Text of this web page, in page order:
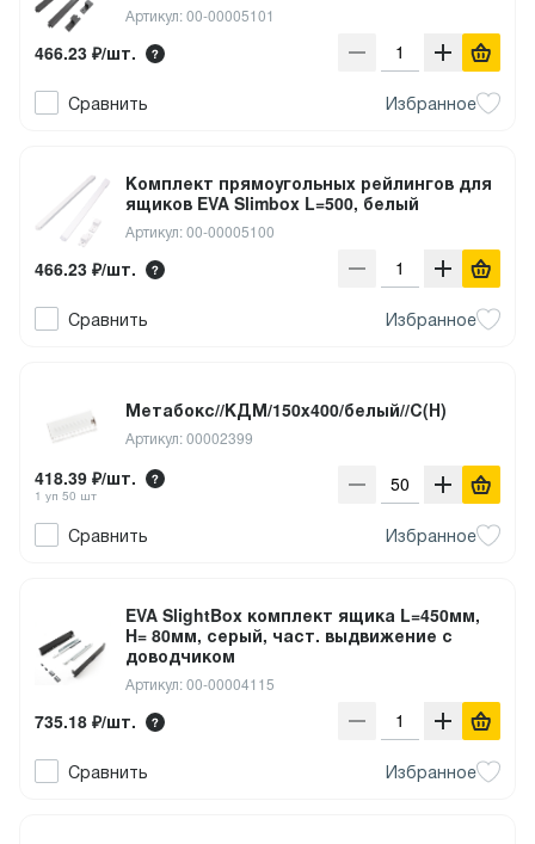
Артикул: 00-00005101
466.23 ₽/шт.
Сравнить Избранное
Комплект прямоугольных рейлингов для
ящиков EVA Slimbox L=500, белый
Артикул: 00-00005100
466.23 ₽/шт.
Сравнить Избранное
Метабокс//КДМ/150х400/белый//С(Н)
Артикул: 00002399
418.39 ₽/шт.
1 уп 50 шт
Сравнить Избранное
EVA SlightBox комплект ящика L=450мм,
H= 80мм, серый, част. выдвижение с
доводчиком
Артикул: 00-00004115
735.18 ₽/шт.
Сравнить Избранное